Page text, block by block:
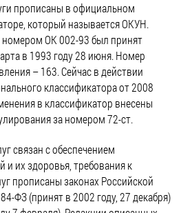
прописаны в официальном
который называется ОКУН.
ОК 002-93 был принят
в 1993 году 28 июня. Номер
– 163. Сейчас в действии
классификатора от 2008
в классификатор внесены
за номером 72-ст.
связан с обеспечением
их здоровья, требования к
прописаны законах Российской
ФЗ (принят в 2002 году, 27 декабря)